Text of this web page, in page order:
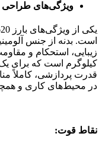
ویژگی‌های
است. بدنه از جنس
کیلوگرم است که برای
قدرت پردازشی، کاملاً
در محیط‌های کاری و
نقاط قوت: